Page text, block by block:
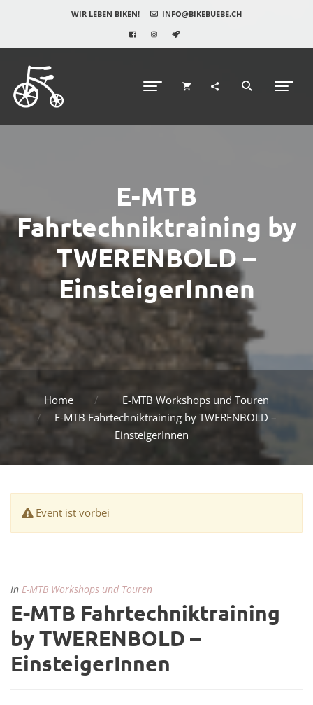
WIR LEBEN BIKEN! INFO@BIKEBUEBE.CH
E-MTB
Fahrtechniktraining by
TWERENBOLD –
EinsteigerInnen
Home
E-MTB Workshops und Touren
E-MTB Fahrtechniktraining by TWERENBOLD –
EinsteigerInnen
Event ist vorbei
In E-MTB Workshops und Touren
E-MTB Fahrtechniktraining
by TWERENBOLD –
EinsteigerInnen